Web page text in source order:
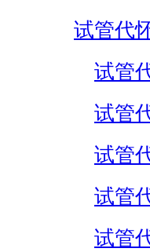
试管代
试管
试管
试管
试管
试管